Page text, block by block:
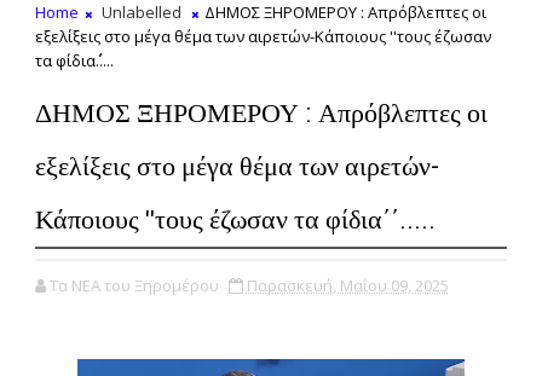
Home Unlabelled
ΔΗΜΟΣ ΞΗΡΟΜΕΡΟΥ : Απρόβλεπτες οι
εξελίξεις στο μέγα θέμα των αιρετών-Κάποιους ''τους έζωσαν
τα φίδια΄΄.....
ΔΗΜΟΣ ΞΗΡΟΜΕΡΟΥ : Απρόβλεπτες οι
εξελίξεις στο μέγα θέμα των αιρετών-
Κάποιους ''τους έζωσαν τα φίδια΄΄.....
Τα ΝΕΑ του Ξηρομέρου Παρασκευή, Μαΐου 09, 2025